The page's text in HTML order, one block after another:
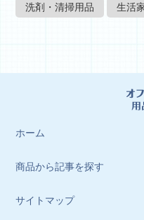
洗剤・清掃用品 生活
ホーム
商品から記事を探す
サイトマップ